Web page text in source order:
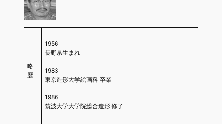
略
歴
1956
長野県生まれ
1983
東京造形大学絵画科 卒業
1986
筑波大学大学院総合造形 修了